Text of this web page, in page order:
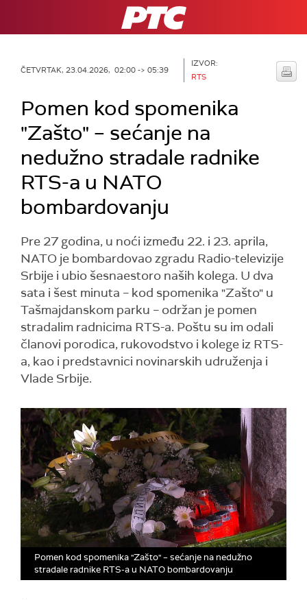
RTS
ČETVRTAK, 23.04.2026, 02:00 -> 05:39
IZVOR:
RTS
Pomen kod spomenika
"Zašto" – sećanje na
nedužno stradale radnike
RTS-a u NATO
bombardovanju
Pre 27 godina, u noći između 22. i 23. aprila,
NATO je bombardovao zgradu Radio-televizije
Srbije i ubio šesnaestoro naših kolega. U dva
sata i šest minuta – kod spomenika "Zašto" u
Tašmajdanskom parku – održan je pomen
stradalim radnicima RTS-a. Poštu su im odali
članovi porodica, rukovodstvo i kolege iz RTS-
a, kao i predstavnici novinarskih udruženja i
Vlade Srbije.
Pomen kod spomenika "Zašto" – sećanje na nedužno
stradale radnike RTS-a u NATO bombardovanju